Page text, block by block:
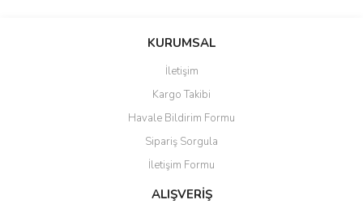
KURUMSAL
İletişim
Kargo Takibi
Havale Bildirim Formu
Sipariş Sorgula
İletişim Formu
ALIŞVERİŞ